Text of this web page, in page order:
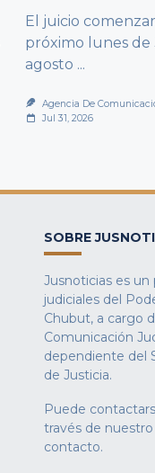
El juicio
próximo lunes de
agosto ...
Agencia De
Jul 31, 2026
SOBRE
Jusnoticias es
judiciales del
Chubut, a cargo
Comunicación
dependiente del
de Justicia.
Puede
través de nuestro
contacto.